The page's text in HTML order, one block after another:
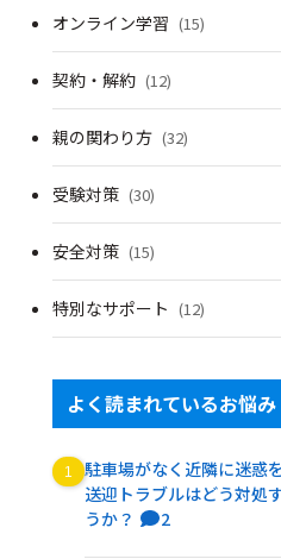
オンライン学習 (15)
契約・解約 (12)
親の関わり方 (32)
受験対策 (30)
安全対策 (15)
特別なサポート (12)
よく読まれているお悩み
駐車場がなく近隣に迷惑
送迎トラブルはどう対処
うか？
2